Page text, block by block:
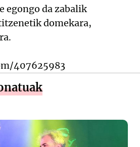
egongo da zabalik
domekara,
407625983